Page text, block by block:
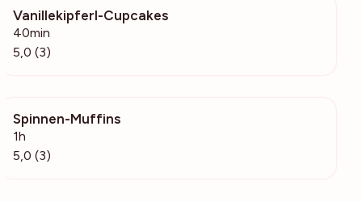
Vanillekipferl-Cupcakes
40min
5,0 (3)
Spinnen-Muffins
1h
5,0 (3)